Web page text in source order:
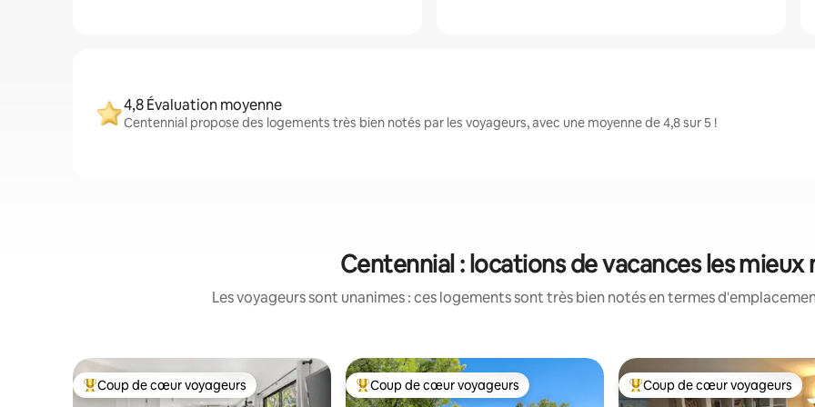
4,8 Évaluation moyenne
Centennial propose des logements très bien notés par les voyageurs, avec une moyenne de 4,8 sur 5 !
Centennial : locations de vacances les mieux
Les voyageurs sont unanimes : ces logements sont très bien notés en termes
Coups de cœur voyageurs les plus appréciés
Coup de cœur voyageurs Coups de cœur voyageurs les plus appréciés
Coup de cœur voyageurs Coups de cœur voyageurs les
Coup de cœur voyageurs